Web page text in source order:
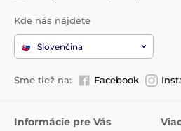
Kde nás nájdete
Slovenčina
Sme tiež na: Facebook
Informácie pre Vás